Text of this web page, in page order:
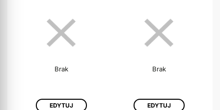
Brak
EDYTUJ
Brak
EDYTUJ